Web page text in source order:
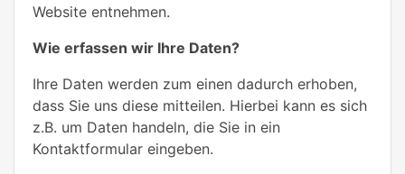
Website entnehmen.
Wie erfassen wir Ihre Daten?
Ihre Daten werden zum einen dadurch erhoben,
dass Sie uns diese mitteilen. Hierbei kann es sich
z.B. um Daten handeln, die Sie in ein
Kontaktformular eingeben.